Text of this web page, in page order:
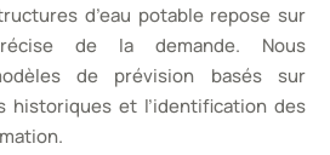
d’eau potable repose sur
de la demande. Nous
de prévision basés sur
historiques et l’identification des